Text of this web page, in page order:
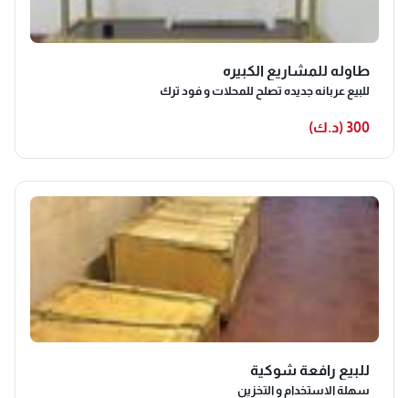
طاوله للمشاريع الكبيره
للبيع عربانه جديده تصلح للمحلات و فود ترك
300 (د.ك)
للبيع رافعة شوكية
سهلة الاستخدام و التخزين